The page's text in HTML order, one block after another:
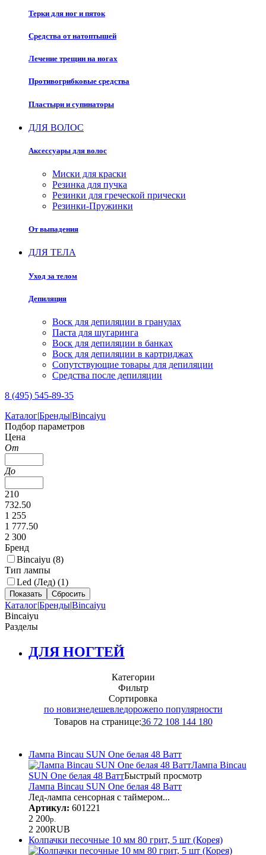
Терки для ног и пяток
Средства от натоптышей
Лечение трещин на ногах
Противогрибковые средства
Пластыри и супинаторы
ДЛЯ ВОЛОС
Аксессуары для волос
Миски для краски
Резинка для пучка
Резинки для греческой прически
Резинки-Пружинки
От выпадения
ДЛЯ ТЕЛА
Уход за телом
Депиляция
Воск для депиляции в гранулах
Паста для шугаринга
Воск для депиляции в банках
Воск для депиляции в картриджах
Сопутствующие товары для депиляции
Средства после депиляции
8 (495) 545-89-35
Каталог|Бренды|Bincaiyu
Подбор параметров
Цена
От
До
210
732.50
1 255
1 777.50
2 300
Бренд
Bincaiyu (8)
Тип лампы
Led (Лед) (1)
Каталог|Бренды|Bincaiyu
Bincaiyu
Разделы
ДЛЯ НОГТЕЙ
Категории
Фильтр
Сортировка
по новизнедешевледорожепо популярности
Товаров на странице:36 72 108 144 180
Лампа Bincau SUN Оne белая 48 Ватт
Лампа Bincau
SUN Оne белая 48 ВаттБыстрый просмотр
Лампа Bincau SUN Оne белая 48 Ватт
Лед-лампа сенсорная с таймером...
Артикул: 601221
2 200р.
2 200RUB
Колпачки песочные 10 мм 80 грит, 5 шт (Корея)